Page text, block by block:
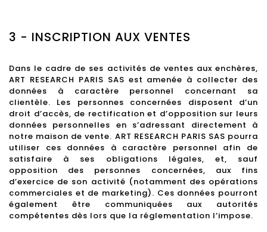
3 - INSCRIPTION AUX VENTES
Dans le cadre de ses activités de ventes aux enchères,
ART RESEARCH PARIS SAS est amenée à collecter des
données à caractère personnel concernant sa
clientèle. Les personnes concernées disposent d’un
droit d’accès, de rectification et d’opposition sur leurs
données personnelles en s’adressant directement à
notre maison de vente. ART RESEARCH PARIS SAS pourra
utiliser ces données à caractère personnel afin de
satisfaire à ses obligations légales, et, sauf
opposition des personnes concernées, aux fins
d’exercice de son activité (notamment des opérations
commerciales et de marketing). Ces données pourront
également être communiquées aux autorités
compétentes dès lors que la réglementation l’impose.